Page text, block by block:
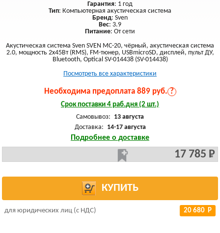
Гарантия: 1 год
Тип: Компьютерная акустическая система
Бренд: Sven
Вес: 3.9
Питание: От сети
Акустическая система Sven SVEN MC-20, чёрный, акустическая система
2.0, мощность 2x45Вт (RMS), FM-тюнер, USBmicroSD, дисплей, пульт ДУ,
Bluetooth, Optical SV-014438 (SV-014438)
Посмотреть все характеристики
Необходима предоплата 889 руб. ?
Срок поставки 4 раб.дня (2 шт.)
Самовывоз: 13 августа
Доставка: 14-17 августа
Подробнее о доставке
17 785 Р
КУПИТЬ
для юридических лиц (с НДС) 20 680 Р